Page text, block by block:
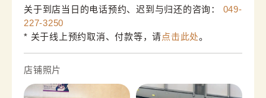
关于到店当日的电话预约、迟到与归还的咨询： 049-
227-3250
* 关于线上预约取消、付款等，请点击此处。
店铺照片